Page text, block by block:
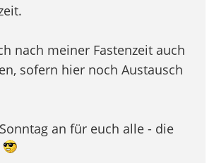
nach meiner Fastenzeit auch
sofern hier noch Austausch
an für euch alle - die